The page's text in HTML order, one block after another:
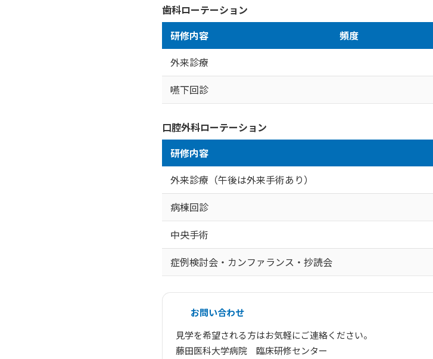
歯科ローテーション
研修内容
頻度
外来診療
嚥下回診
口腔外科ローテーション
研修内容
外来診療（午後は外来手術あり）
病棟回診
中央手術
症例検討会・カンファランス・抄読会
お問い合わせ
見学を希望される方はお気軽にご連絡ください。
藤田医科大学病院 臨床研修センター